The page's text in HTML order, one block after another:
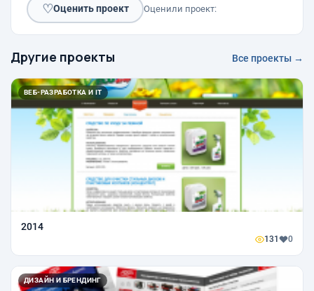
♡Оценить проект Оценили проект:
Другие проекты Все проекты →
ВЕБ-РАЗРАБОТКА И IT
2014
131 0
ДИЗАЙН И БРЕНДИНГ